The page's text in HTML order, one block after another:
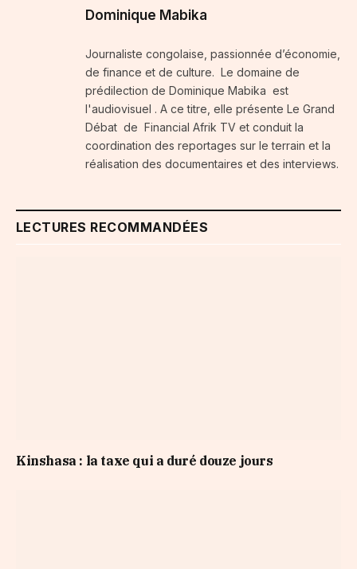
Dominique Mabika
Journaliste congolaise, passionnée d’économie,
de finance et de culture. Le domaine de
prédilection de Dominique Mabika est
l'audiovisuel . A ce titre, elle présente Le Grand
Débat de Financial Afrik TV et conduit la
coordination des reportages sur le terrain et la
réalisation des documentaires et des interviews.
LECTURES RECOMMANDÉES
Kinshasa : la taxe qui a duré douze jours